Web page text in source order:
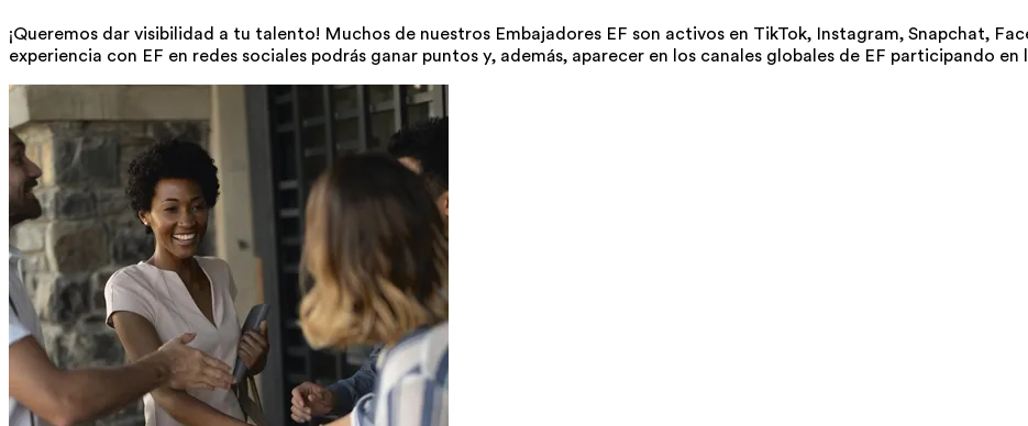
¡Queremos dar visibilidad a tu talento! Muchos de nuestros Embajadores EF son activos en TikTok, Instagram, Snapchat,
experiencia con EF en redes sociales podrás ganar puntos y, además, aparecer en los canales globales de EF participando